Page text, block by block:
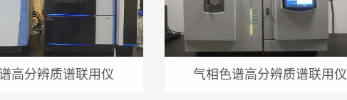
高分辨质谱联用仪 气相色谱高分辨质谱联用仪